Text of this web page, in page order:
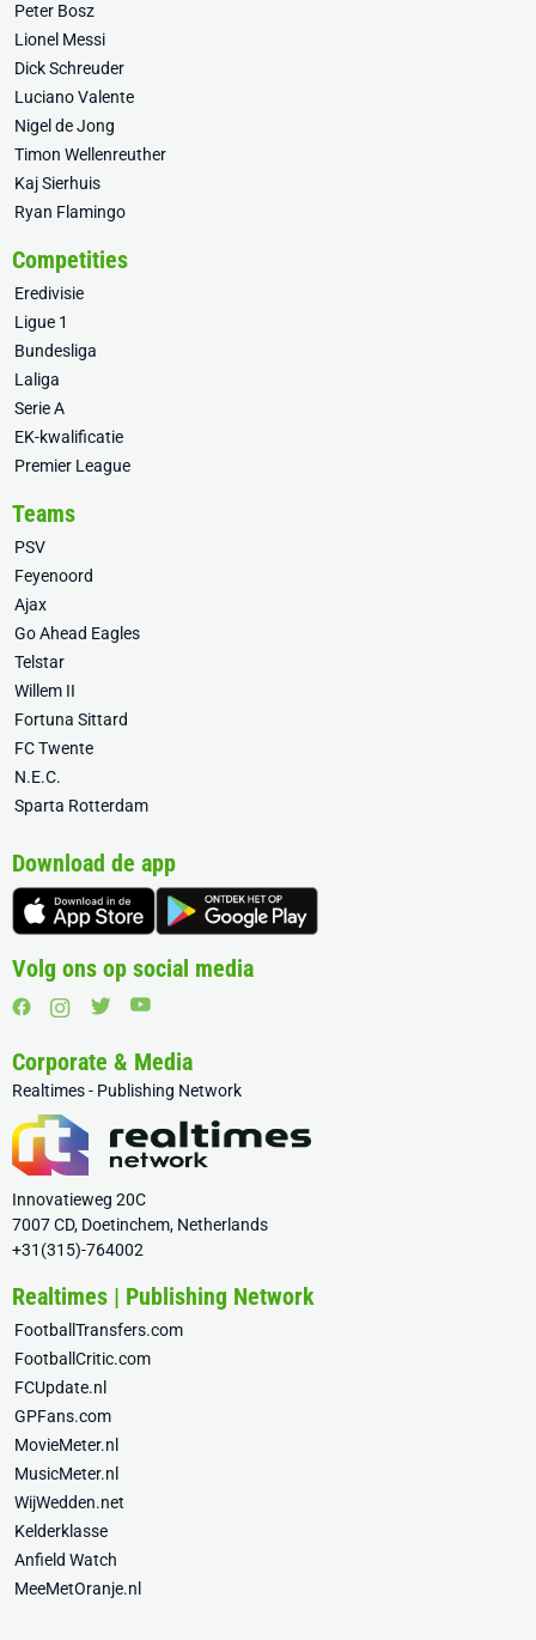
Peter Bosz
Lionel Messi
Dick Schreuder
Luciano Valente
Nigel de Jong
Timon Wellenreuther
Kaj Sierhuis
Ryan Flamingo
Competities
Eredivisie
Ligue 1
Bundesliga
Laliga
Serie A
EK-kwalificatie
Premier League
Teams
PSV
Feyenoord
Ajax
Go Ahead Eagles
Telstar
Willem II
Fortuna Sittard
FC Twente
N.E.C.
Sparta Rotterdam
Download de app
Volg ons op social media
Corporate & Media
Realtimes - Publishing Network
Innovatieweg 20C
7007 CD, Doetinchem, Netherlands
+31(315)-764002
Realtimes | Publishing Network
FootballTransfers.com
FootballCritic.com
FCUpdate.nl
GPFans.com
MovieMeter.nl
MusicMeter.nl
WijWedden.net
Kelderklasse
Anfield Watch
MeeMetOranje.nl